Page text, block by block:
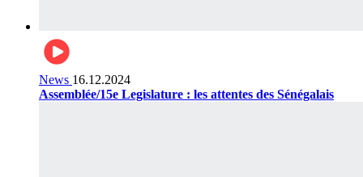
News 16.12.2024
Assemblée/15e Legislature : les attentes des Sénégalais